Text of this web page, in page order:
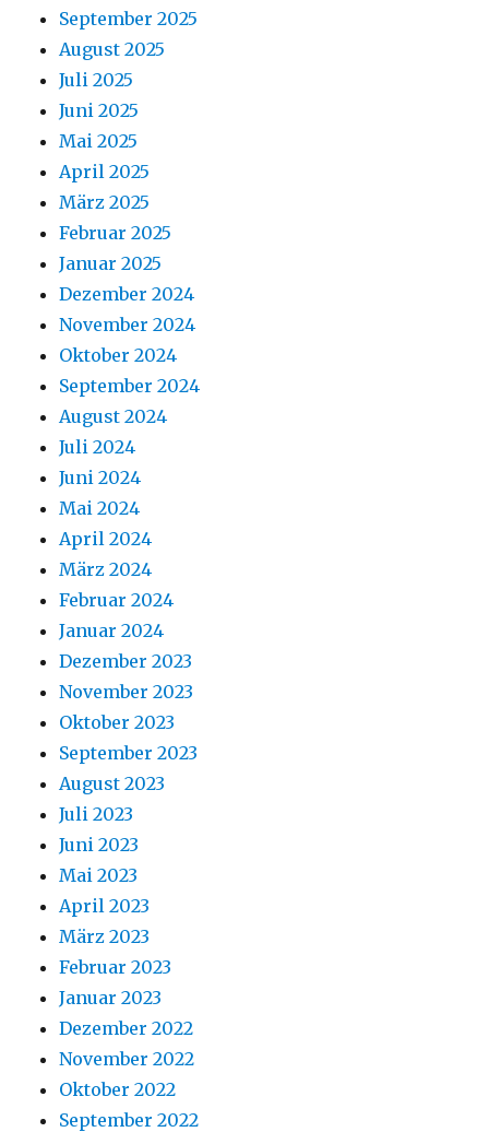
September 2025
August 2025
Juli 2025
Juni 2025
Mai 2025
April 2025
März 2025
Februar 2025
Januar 2025
Dezember 2024
November 2024
Oktober 2024
September 2024
August 2024
Juli 2024
Juni 2024
Mai 2024
April 2024
März 2024
Februar 2024
Januar 2024
Dezember 2023
November 2023
Oktober 2023
September 2023
August 2023
Juli 2023
Juni 2023
Mai 2023
April 2023
März 2023
Februar 2023
Januar 2023
Dezember 2022
November 2022
Oktober 2022
September 2022